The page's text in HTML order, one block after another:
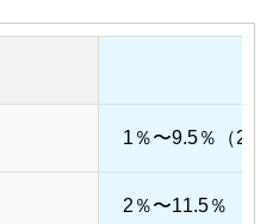
1％〜9.5％（2者
2％〜11.5％